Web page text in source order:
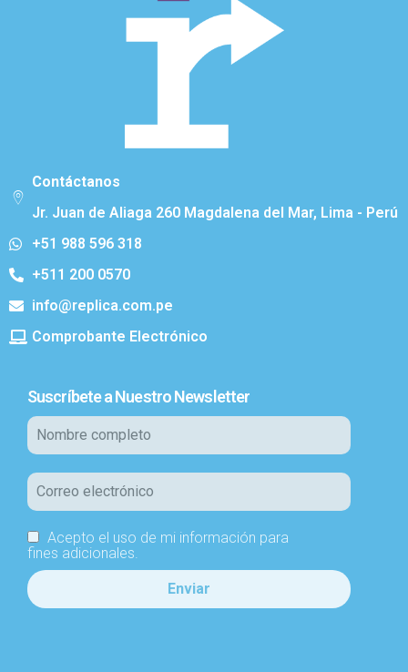
Contáctanos
Jr. Juan de Aliaga 260 Magdalena del Mar, Lima - Perú
+51 988 596 318
+511 200 0570
info@replica.com.pe
Comprobante Electrónico
Suscríbete a Nuestro Newsletter
Acepto el uso de mi información para
fines adicionales.